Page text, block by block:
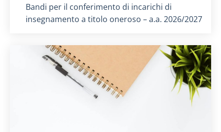
Titolo card :
Bandi per il conferimento di incarichi di
insegnamento a titolo oneroso – a.a. 2026/2027